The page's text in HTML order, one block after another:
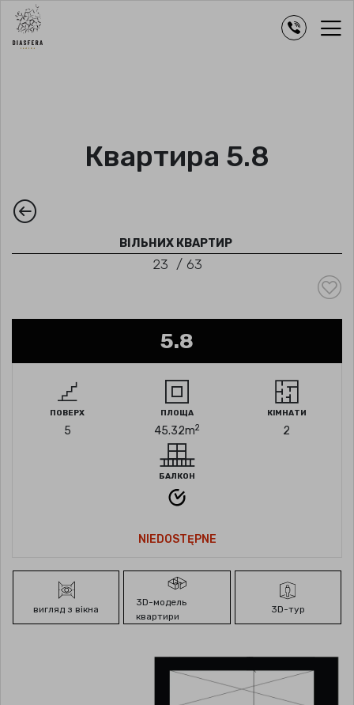
Квартира 5.8
ВІЛЬНИХ КВАРТИР
23 / 63
5.8
ПОВЕРХ
5
ПЛОЩА
45.32m2
КІМНАТИ
2
БАЛКОН
NIEDOSTĘPNE
вигляд з вікна
3D-модель
квартири
3D-тур